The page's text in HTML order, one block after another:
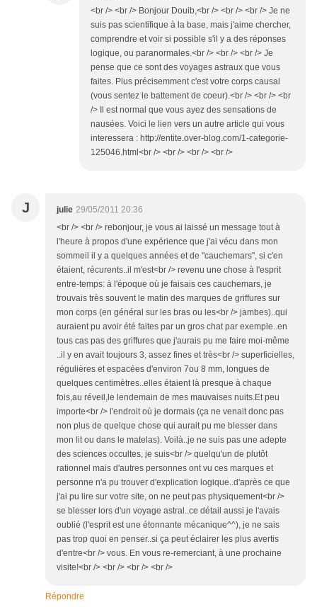
<br /> <br /> Bonjour Douib,<br /> <br /> <br /> Je ne
suis pas scientifique à la base, mais j'aime chercher,
comprendre et voir si possible s'il y a des réponses
logique, ou paranormales.<br /> <br /> <br /> Je
pense que ce sont des voyages astraux que vous
faites. Plus précisemment c'est votre corps causal
(vous sentez le battement de coeur).<br /> <br /> <br
/> Il est normal que vous ayez des sensations de
nausées. Voici le lien vers un autre article qui vous
interessera : http://entite.over-blog.com/1-categorie-
125046.html<br /> <br /> <br /> <br />
J julie 29/05/2011 20:36
<br /> <br /> rebonjour, je vous ai laissé un message tout à
l'heure à propos d'une expérience que j'ai vécu dans mon
sommeil il y a quelques années et de "cauchemars", si c'en
étaient, récurents..il m'est<br /> revenu une chose à l'esprit
entre-temps: à l'époque où je faisais ces cauchemars, je
trouvais très souvent le matin des marques de griffures sur
mon corps (en général sur les bras ou les<br /> jambes)..qui
auraient pu avoir été faites par un gros chat par exemple..en
tous cas pas des griffures que j'aurais pu me faire moi-même
..il y en avait toujours 3, assez fines et très<br /> superficielles,
régulières et espacées d'environ 7ou 8 mm, longues de
quelques centimètres..elles étaient là presque à chaque
fois,au réveil,le lendemain de mes mauvaises nuits.Et peu
importe<br /> l'endroit où je dormais (ça ne venait donc pas
non plus de quelque chose qui aurait pu me blesser dans
mon lit ou dans le matelas). Voilà..je ne suis pas une adepte
des sciences occultes, je suis<br /> quelqu'un de plutôt
rationnel mais d'autres personnes ont vu ces marques et
personne n'a pu trouver d'explication logique..d'après ce que
j'ai pu lire sur votre site, on ne peut pas physiquement<br />
se blesser lors d'un voyage astral..ce détail aussi je l'avais
oublié (l'esprit est une étonnante mécanique^^), je ne sais
pas trop quoi en penser..si ça peut éclairer les plus avertis
d'entre<br /> vous. En vous re-remerciant, à une prochaine
visite!<br /> <br /> <br /> <br />
Répondre